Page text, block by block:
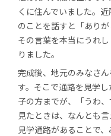
くに住んでいました。
のことを話すと「ありが
その言葉を本当にうれ
りました。
完成後、地元のみなさ
す。そこで通路を見学
子の方までが、「うわ
見たときは、なんとも
見学通路があることで